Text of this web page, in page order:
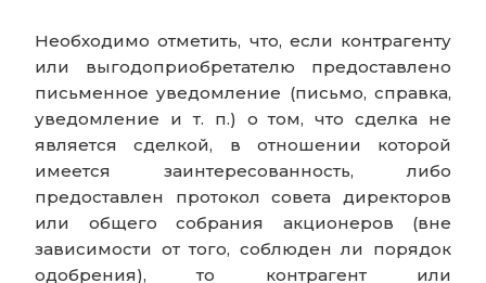
Необходимо отметить, что, если контрагенту
или выгодоприобретателю предоставлено
письменное уведомление (письмо, справка,
уведомление и т. п.) о том, что сделка не
является сделкой, в отношении которой
имеется заинтересованность, либо
предоставлен протокол совета директоров
или общего собрания акционеров (вне
зависимости от того, соблюден ли порядок
одобрения), то контрагент или